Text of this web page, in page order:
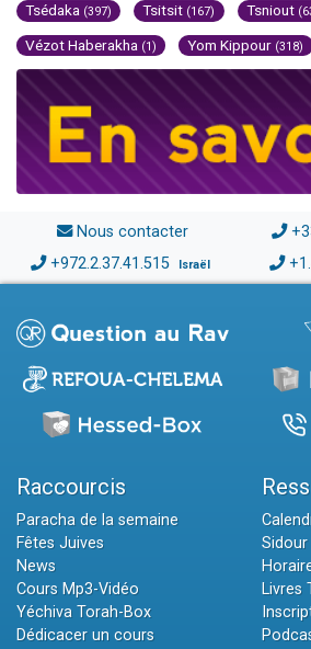
Tsédaka (397) Tsitsit (167) Tsniout
Vézot Haberakha (1) Yom Kippour (318)
Nous contacter
+972.2.37.41.515 Israël
Raccourcis
Paracha de la semaine
Fêtes Juives
News
Cours Mp3-Vidéo
Yéchiva Torah-Box
Dédicacer un cours
Livres